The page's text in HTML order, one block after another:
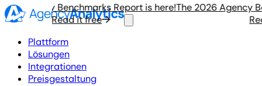
Agency Benchmarks Report is here!
Read it free
The 2026 Agency
Plattform
Lösungen
Integrationen
Preisgestaltung